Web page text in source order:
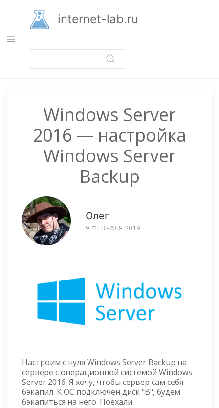
основному
содержанию
internet-lab.ru
Windows Server
2016 — настройка
Windows Server
Backup
Олег
9 ФЕВРАЛЯ 2019
Настроим с нуля Windows Server Backup на
сервере с операционной системой Windows
Server 2016. Я хочу, чтобы сервер сам себя
бэкапил. К ОС подключен диск "B", будем
бэкапиться на него. Поехали.